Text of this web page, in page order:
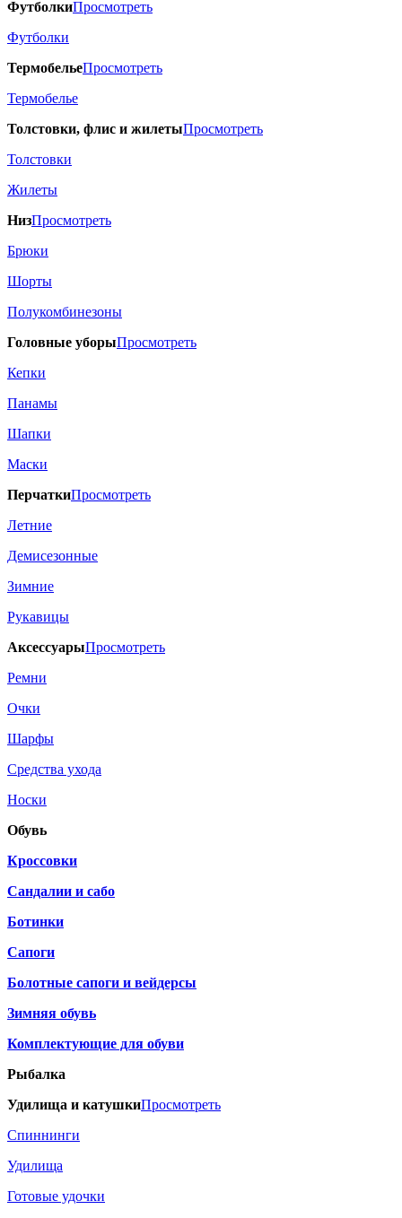
ФутболкиПросмотреть
Футболки
ТермобельеПросмотреть
Термобелье
Толстовки, флис и жилетыПросмотреть
Толстовки
Жилеты
НизПросмотреть
Брюки
Шорты
Полукомбинезоны
Головные уборыПросмотреть
Кепки
Панамы
Шапки
Маски
ПерчаткиПросмотреть
Летние
Демисезонные
Зимние
Рукавицы
АксессуарыПросмотреть
Ремни
Очки
Шарфы
Средства ухода
Носки
Обувь
Кроссовки
Сандалии и сабо
Ботинки
Сапоги
Болотные сапоги и вейдерсы
Зимняя обувь
Комплектующие для обуви
Рыбалка
Удилища и катушкиПросмотреть
Спиннинги
Удилища
Готовые удочки